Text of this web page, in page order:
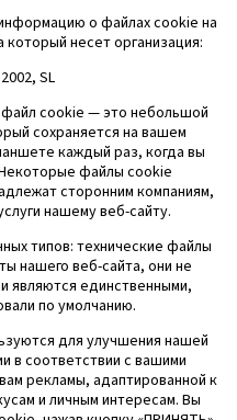
о файлах cookie на
несет организация:
SL
cookie — это небольшой
сохраняется на вашем
каждый раз, когда вы
файлы cookie
сторонним компаниям,
нашему веб-сайту.
типов: технические файлы
нашего веб-сайта, они не
являются единственными,
по умолчанию.
для улучшения нашей
в соответствии с вашими
рекламы, адаптированной к
и личным интересам. Вы